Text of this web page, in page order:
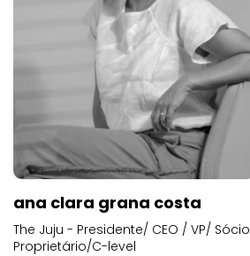
ana clara grana costa
The Juju - Presidente/ CEO / VP/ Sócio
Proprietário/C-level